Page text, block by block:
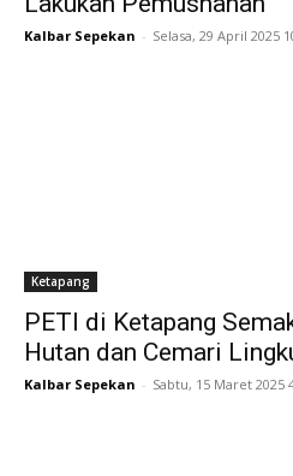
Kalbar Sepekan - Selasa, 29 April 2025
Ketapang
PETI di Ketapang
Hutan dan Cemari
Kalbar Sepekan - Sabtu, 15 Maret 2025